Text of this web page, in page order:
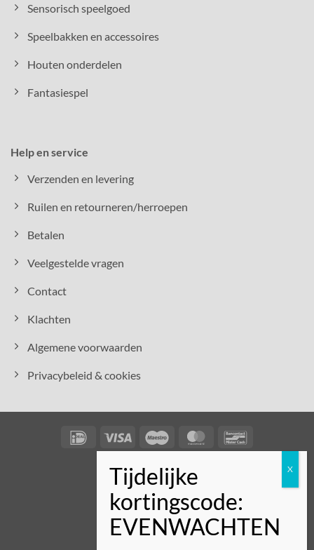
Sensorisch speelgoed
Speelbakken en accessoires
Houten onderdelen
Fantasiespel
Help en service
Verzenden en levering
Ruilen en retourneren/herroepen
Betalen
Veelgestelde vragen
Contact
Klachten
Algemene voorwaarden
Privacybeleid & cookies
IDeal Visa Maestro MasterCard